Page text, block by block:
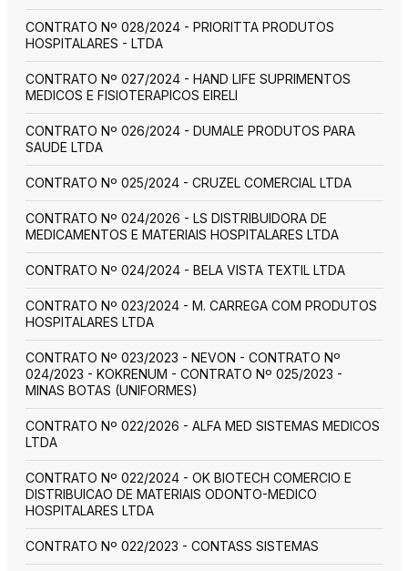
CONTRATO Nº 028/2024 - PRIORITTA PRODUTOS
HOSPITALARES - LTDA
CONTRATO Nº 027/2024 - HAND LIFE SUPRIMENTOS
MEDICOS E FISIOTERAPICOS EIRELI
CONTRATO Nº 026/2024 - DUMALE PRODUTOS PARA
SAUDE LTDA
CONTRATO Nº 025/2024 - CRUZEL COMERCIAL LTDA
CONTRATO Nº 024/2026 - LS DISTRIBUIDORA DE
MEDICAMENTOS E MATERIAIS HOSPITALARES LTDA
CONTRATO Nº 024/2024 - BELA VISTA TEXTIL LTDA
CONTRATO Nº 023/2024 - M. CARREGA COM PRODUTOS
HOSPITALARES LTDA
CONTRATO Nº 023/2023 - NEVON - CONTRATO Nº
024/2023 - KOKRENUM - CONTRATO Nº 025/2023 -
MINAS BOTAS (UNIFORMES)
CONTRATO Nº 022/2026 - ALFA MED SISTEMAS MEDICOS
LTDA
CONTRATO Nº 022/2024 - OK BIOTECH COMERCIO E
DISTRIBUICAO DE MATERIAIS ODONTO-MEDICO
HOSPITALARES LTDA
CONTRATO Nº 022/2023 - CONTASS SISTEMAS